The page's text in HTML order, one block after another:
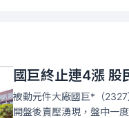
國巨終止連4漲 股
被動元件大廠國巨*（
開盤後賣壓湧現，盤中一